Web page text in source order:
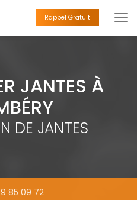
Rappel Gratuit
JANTES À
DE JANTES
85 09 72